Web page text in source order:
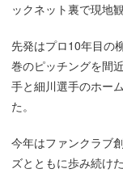
ックネット裏で現地
先発はプロ10年目の
巻のピッチングを間
手と細川選手のホー
た。
今年はファンクラブ
ズとともに歩み続け